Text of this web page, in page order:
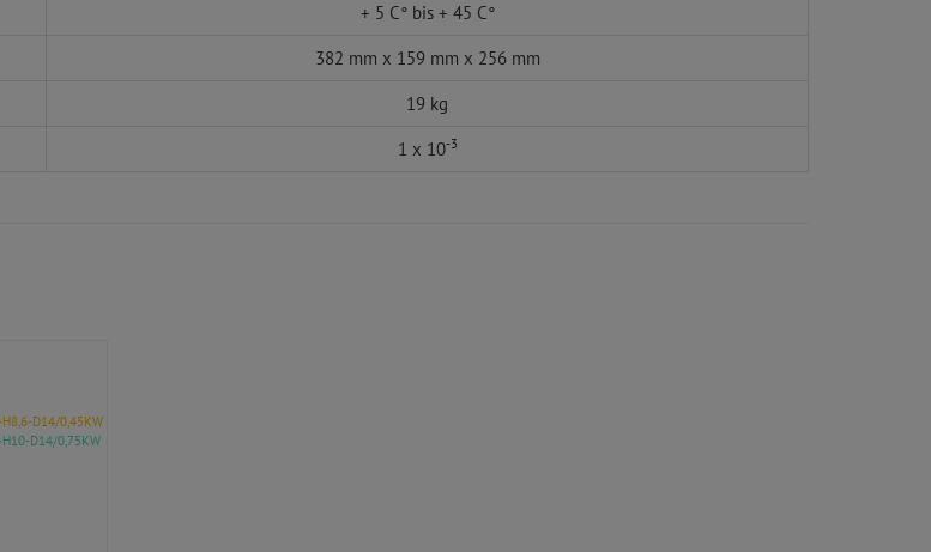
+ 5 C° bis + 45 C°
382 mm x 159 mm x 256 mm
19 kg
1 x 10-3
D14/0,45KW
D14/0,75KW